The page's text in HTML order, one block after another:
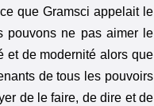
que Gramsci appelait le
pouvons ne pas aimer le
et de modernité alors que
de tous les pouvoirs
de le faire, de dire et de